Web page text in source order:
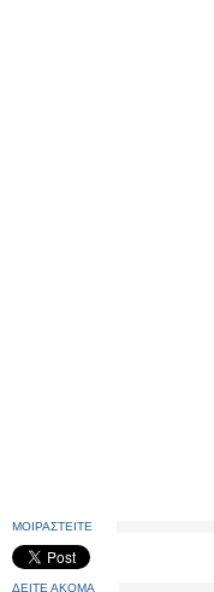
ΜΟΙΡΑΣΤΕΙΤΕ
ΔΕΙΤΕ ΑΚΟΜΑ